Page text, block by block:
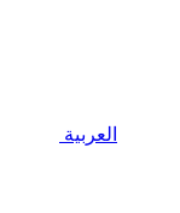
العربية